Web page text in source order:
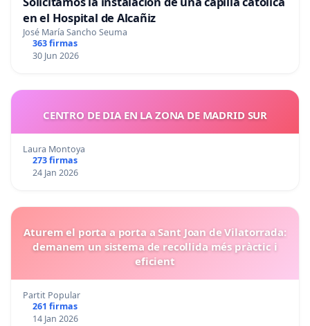
en el Hospital de Alcañiz
José María Sancho Seuma
363 firmas
30 Jun 2026
CENTRO DE DIA EN LA ZONA DE MADRID SUR
Laura Montoya
273 firmas
24 Jan 2026
Aturem el porta a porta a Sant Joan de Vilatorrada:
demanem un sistema de recollida més pràctic i
eficient
Partit Popular
261 firmas
14 Jan 2026